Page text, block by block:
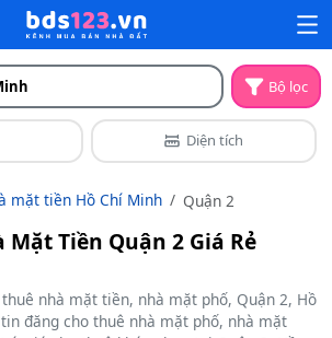
Bộ lọc
Diện tích
mặt tiền Hồ Chí Minh Quận 2
Mặt Tiền Quận 2 Giá Rẻ
nhà mặt tiền, nhà mặt phố, Quận 2, Hồ
đăng cho thuê nhà mặt phố, nhà mặt